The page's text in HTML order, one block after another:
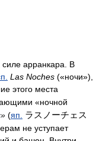
арранкара. В
Las Noches («ночи»),
этого места
«ночной
(яп. ラスノーチェス
не уступает